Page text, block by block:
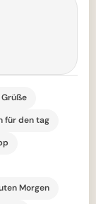
für den tag
Morgen